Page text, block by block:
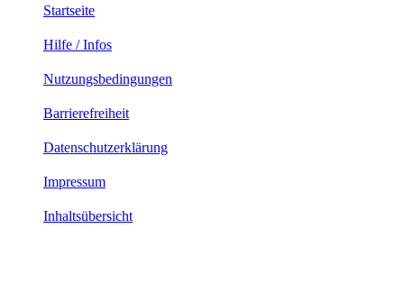
Startseite
Hilfe / Infos
Nutzungsbedingungen
Barrierefreiheit
Datenschutzerklärung
Impressum
Inhaltsübersicht